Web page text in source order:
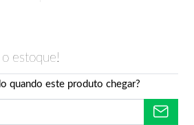
estoque!
quando este produto chegar?